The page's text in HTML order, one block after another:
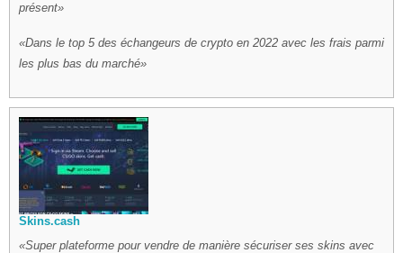
présent
Dans le top 5 des échangeurs de crypto en 2022 avec les frais parmi
les plus bas du marché
Skins.cash
Super plateforme pour vendre de manière sécuriser ses skins avec